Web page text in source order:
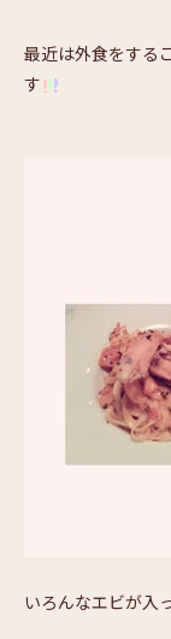
最近は外食をする
す
いろんなエビが入